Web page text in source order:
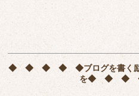
◆ ◆ ◆ ◆ ◆ブログを書く
を◆ ◆